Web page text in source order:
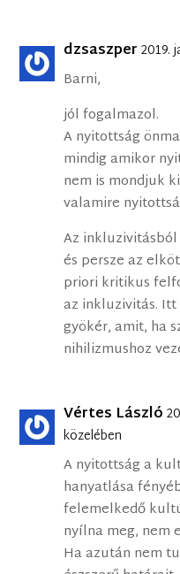
dzsaszper 2019.
Barni,
jól fogalmazol.
A nyitottság
mindig amikor
nem is mondjuk
valamire
Az
és persze az
priori kritikus
az inkluzivitás.
gyökér, amit, ha
nihilizmushoz
Vértes László
közelében
A nyitottság a
hanyatlása
felemelkedő
nyílna meg, nem
Ha azután nem